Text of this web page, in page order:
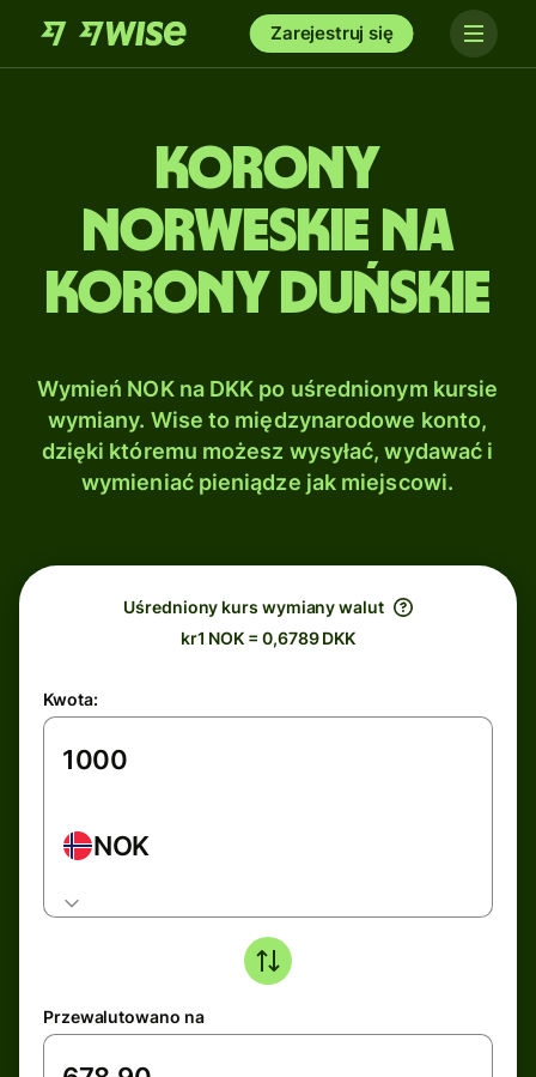
Zarejestruj się
Korony
norweskie na
Korony duńskie
Wymień NOK na DKK po uśrednionym kursie
wymiany. Wise to międzynarodowe konto,
dzięki któremu możesz wysyłać, wydawać i
wymieniać pieniądze jak miejscowi.
Uśredniony kurs wymiany walut
kr1 NOK = 0,6789 DKK
Kwota:
NOK
Przewalutowano na